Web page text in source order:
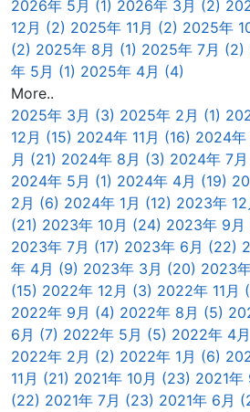
2026年 5月 (1) 2026年 3月 (2)
12月 (2) 2025年 11月 (2) 2025年
(2) 2025年 8月 (1) 2025年 7月 (2)
年 5月 (1) 2025年 4月 (4)
More..
2025年 3月 (3) 2025年 2月 (1)
12月 (15) 2024年 11月 (16) 2024年
月 (21) 2024年 8月 (3) 2024年 7
2024年 5月 (1) 2024年 4月 (19)
2月 (6) 2024年 1月 (12) 2023年 12
(21) 2023年 10月 (24) 2023年 9月
2023年 7月 (17) 2023年 6月 (22)
年 4月 (9) 2023年 3月 (20) 2023
(15) 2022年 12月 (3) 2022年 11月
2022年 9月 (4) 2022年 8月 (5)
6月 (7) 2022年 5月 (5) 2022年 4
2022年 2月 (2) 2022年 1月 (6)
11月 (21) 2021年 10月 (23) 2021年
(22) 2021年 7月 (23) 2021年 6月